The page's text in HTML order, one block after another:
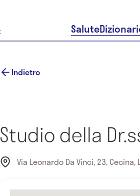
Salute
Indietro
Studio della
Via Leonardo Da Vinci, 23, Cecina,